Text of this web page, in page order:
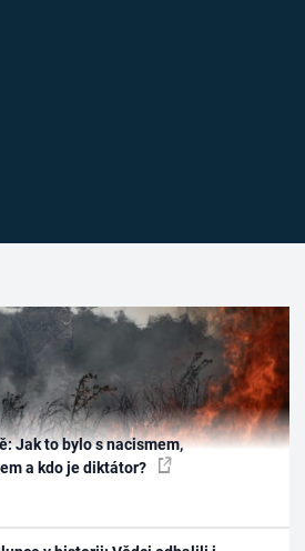
Jak to bylo s nacismem,
a kdo je diktátor?